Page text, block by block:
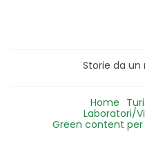
Storie da
Home
Laboratori/
Green content per